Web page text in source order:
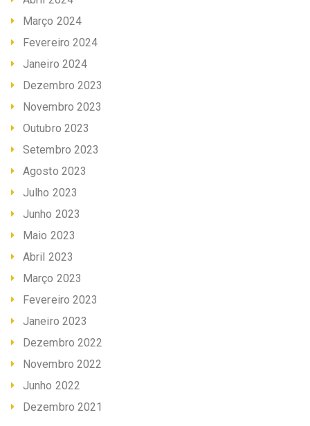
Março 2024
Fevereiro 2024
Janeiro 2024
Dezembro 2023
Novembro 2023
Outubro 2023
Setembro 2023
Agosto 2023
Julho 2023
Junho 2023
Maio 2023
Abril 2023
Março 2023
Fevereiro 2023
Janeiro 2023
Dezembro 2022
Novembro 2022
Junho 2022
Dezembro 2021